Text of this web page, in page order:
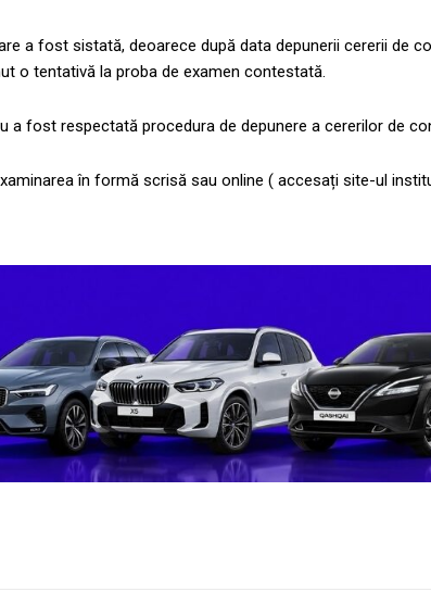
a fost sistată, deoarece după data depunerii cererii de
o tentativă la proba de examen contestată.
fost respectată procedura de depunere a cererilor de
în formă scrisă sau online ( accesați site-ul